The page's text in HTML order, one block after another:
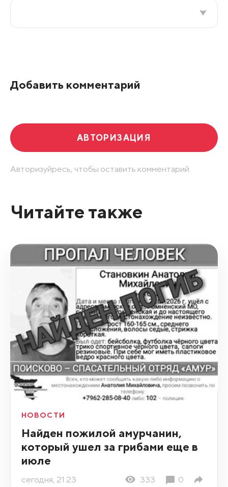
Добавить комментарий
АВТОРИЗАЦИЯ
Авторизуйресь, чтобы оставить комментарий.
Читайте также
НОВОСТИ
Найден пожилой амурчанин,
который ушел за грибами еще в
июле
сегодня, 21:23 333 0